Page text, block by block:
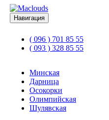
Навигация
( 096 ) 701 85 55
( 093 ) 328 85 55
Минская
Дарница
Осокорки
Олимпийская
Шулявская